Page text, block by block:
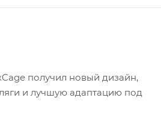
получил новый дизайн,
и лучшую адаптацию под